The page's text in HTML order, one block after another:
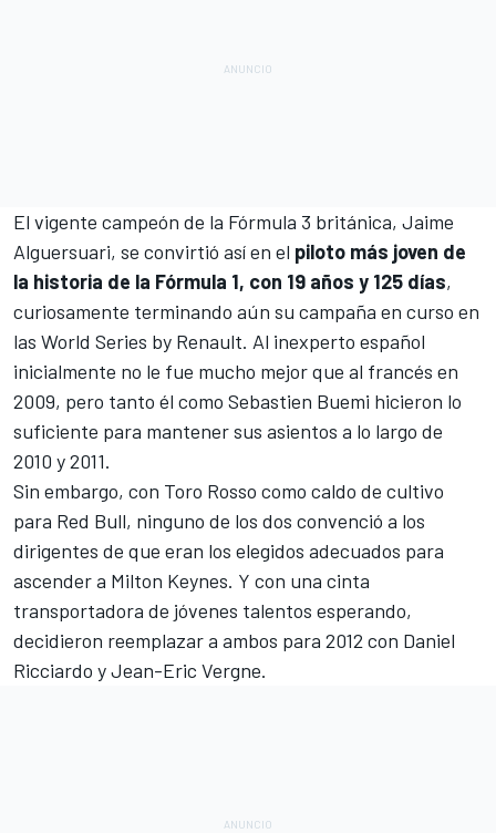
El vigente campeón de la Fórmula 3 británica, Jaime
Alguersuari, se convirtió así en el piloto más joven de
la historia de la Fórmula 1, con 19 años y 125 días,
curiosamente terminando aún su campaña en curso en
las World Series by Renault. Al inexperto español
inicialmente no le fue mucho mejor que al francés en
2009, pero tanto él como Sebastien Buemi hicieron lo
suficiente para mantener sus asientos a lo largo de
2010 y 2011.
Sin embargo, con Toro Rosso como caldo de cultivo
para Red Bull, ninguno de los dos convenció a los
dirigentes de que eran los elegidos adecuados para
ascender a Milton Keynes. Y con una cinta
transportadora de jóvenes talentos esperando,
decidieron reemplazar a ambos para 2012 con Daniel
Ricciardo yJean-Eric Vergne.